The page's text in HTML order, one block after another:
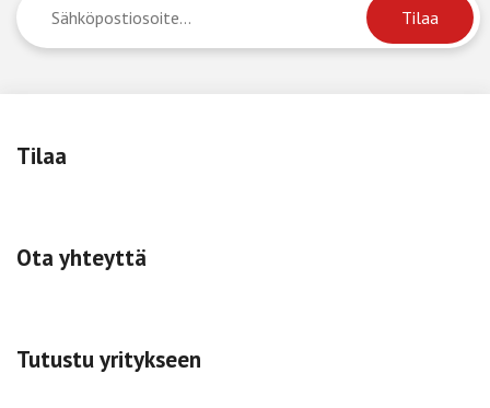
Tilaa
Ota yhteyttä
Tutustu yritykseen